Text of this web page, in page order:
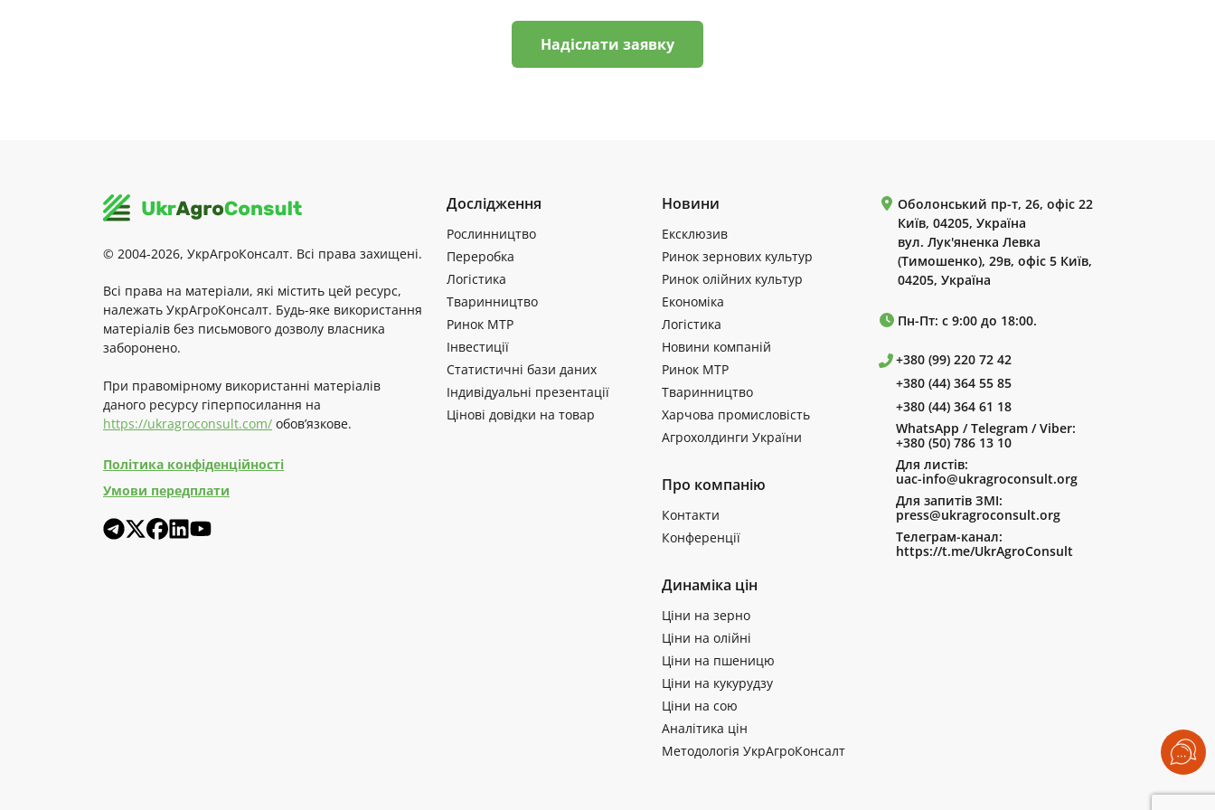
Надіслати заявку
© 2004-2026, УкрАгроКонсалт. Всі права захищені.
Всі права на матеріали, які містить цей ресурс,
належать УкрАгроКонсалт. Будь-яке використання
матеріалів без письмового дозволу власника
заборонено.
При правомірному використанні матеріалів
даного ресурсу гіперпосилання на
https://ukragroconsult.com/ обов’язкове.
Політика конфіденційності
Умови передплати
Дослідження
Рослинництво
Переробка
Логістика
Тваринництво
Ринок МТР
Інвестиції
Статистичні бази даних
Індивідуальні презентації
Цінові довідки на товар
Новини
Ексклюзив
Ринок зернових культур
Ринок олійних культур
Економіка
Логістика
Новини компаній
Ринок МТР
Тваринництво
Харчова промисловість
Агрохолдинги України
Про компанію
Контакти
Конференції
Динаміка цін
Ціни на зерно
Ціни на олійні
Ціни на пшеницю
Ціни на кукурудзу
Ціни на сою
Аналітика цін
Методологія УкрАгроКонсалт
Оболонський пр-т, 26, офіс 22
Київ, 04205, Україна
вул. Лук'яненка Левка
(Тимошенко), 29в, офіс 5 Київ,
04205, Україна
Пн-Пт: с 9:00 до 18:00.
+380 (99) 220 72 42
+380 (44) 364 55 85
+380 (44) 364 61 18
WhatsApp / Telegram / Viber:
+380 (50) 786 13 10
Для листів:
uac-info@ukragroconsult.org
Для запитів ЗМІ:
press@ukragroconsult.org
Телеграм-канал:
https://t.me/UkrAgroConsult